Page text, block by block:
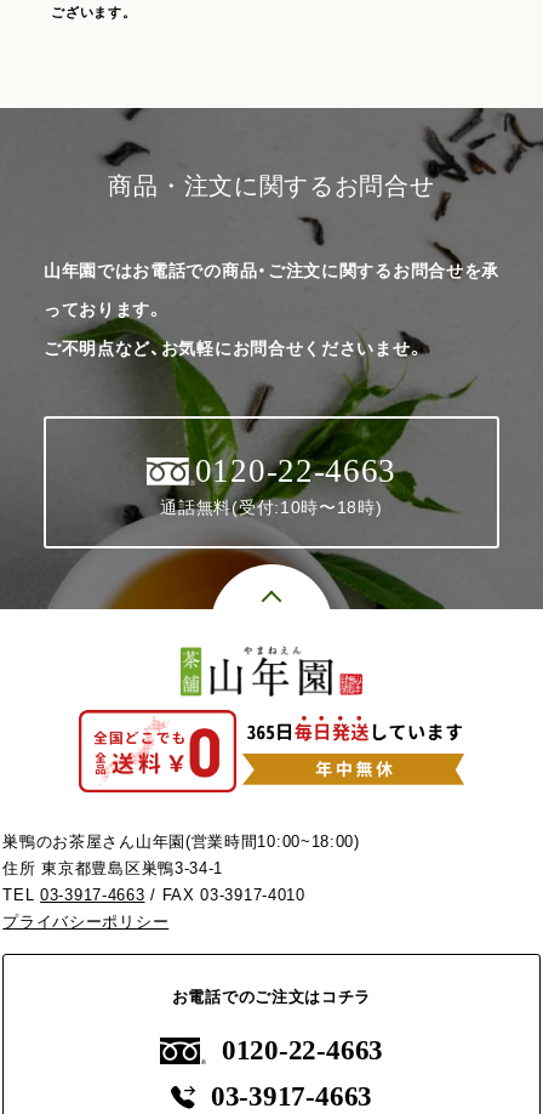
ございます。
商品・注文に関するお問合せ
山年園ではお電話での商品・ご注文に関するお問合せを承
っております。
ご不明点など、お気軽にお問合せくださいませ。
0120-22-4663
通話無料(受付:10時〜18時)
巣鴨のお茶屋さん山年園(営業時間10:00~18:00)
住所 東京都豊島区巣鴨3-34-1
TEL03-3917-4663 / FAX 03-3917-4010
プライバシーポリシー
お電話でのご注文はコチラ
0120-22-4663
03-3917-4663